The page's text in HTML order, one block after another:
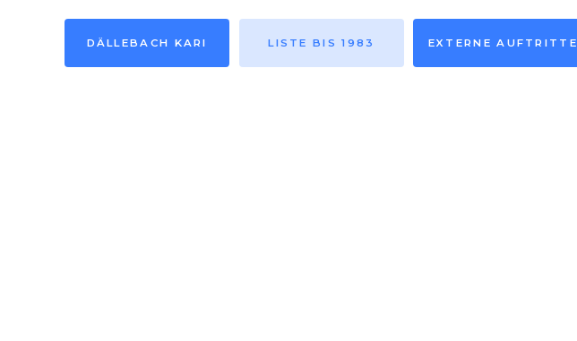
DÄLLEBACH KARI LISTE BIS 1983 EXTERNE AUFTRITTE